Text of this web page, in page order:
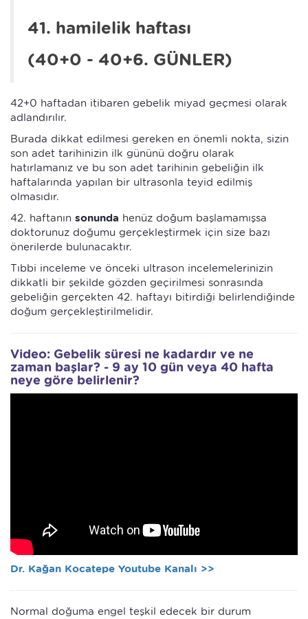
41. hamilelik haftası
(40+0 - 40+6. GÜNLER)
42+0 haftadan itibaren gebelik miyad geçmesi olarak
adlandırılır.
Burada dikkat edilmesi gereken en önemli nokta, sizin
son adet tarihinizin ilk gününü doğru olarak
hatırlamanız ve bu son adet tarihinin gebeliğin ilk
haftalarında yapılan bir ultrasonla teyid edilmiş
olmasıdır.
42. haftanın sonunda henüz doğum başlamamışsa
doktorunuz doğumu gerçekleştirmek için size bazı
önerilerde bulunacaktır.
Tıbbi inceleme ve önceki ultrason incelemelerinizin
dikkatli bir şekilde gözden geçirilmesi sonrasında
gebeliğin gerçekten 42. haftayı bitirdiği belirlendiğinde
doğum gerçekleştirilmelidir.
Video: Gebelik süresi ne kadardır ve ne
zaman başlar? - 9 ay 10 gün veya 40 hafta
neye göre belirlenir?
Dr. Kağan Kocatepe Youtube Kanalı >>
Normal doğuma engel teşkil edecek bir durum